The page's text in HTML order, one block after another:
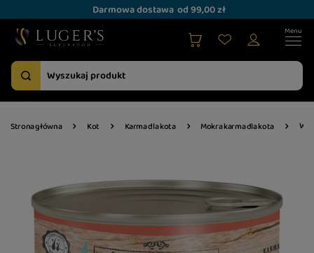
Darmowa dostawa od 99,00 zł
Strona główna Kot Karma dla kota Mokra karma dla kota